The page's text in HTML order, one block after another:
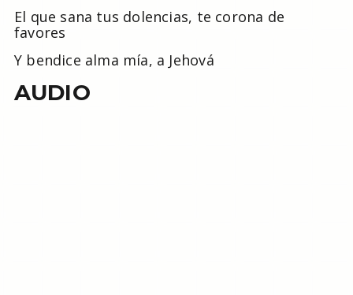
El que sana tus dolencias, te corona de
favores
Y bendice alma mía, a Jehová
AUDIO